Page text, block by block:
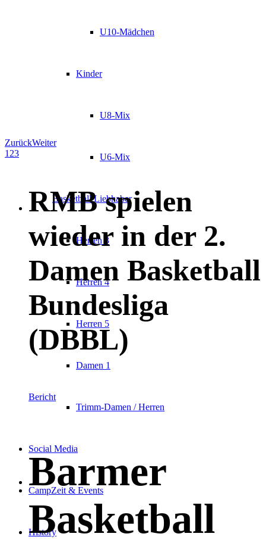
U10-Mädchen
Kinder
U8-Mix
U6-Mix
Basketball Liebhaber
Herren 3
Herren 4
Herren 5
Damen 1
Trimm-Damen / Herren
Social Media
CampZeit & Events
History
ZurückWeiter
1 23
RMB spielen
wieder in der 2.
Damen Basketball
Bundesliga
(DBBL)
Bericht
Barmer
Basketball